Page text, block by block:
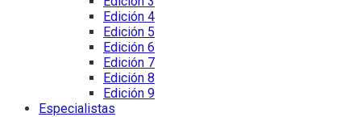
Edición 4
Edición 5
Edición 6
Edición 7
Edición 8
Edición 9
Especialistas